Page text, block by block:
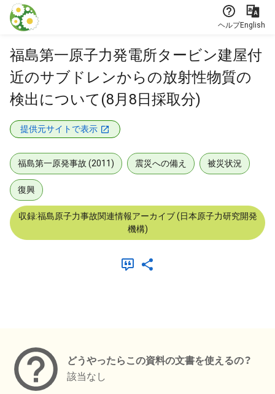
本文に飛ぶ
ヘルプEnglish
福島第一原子力発電所タービン建屋付
近のサブドレンからの放射性物質の
検出について(8月8日採取分)
提供元サイトで表示
福島第一原発事故 (2011) 震災への備え 被災状況
復興
収録:福島原子力事故関連情報アーカイブ (日本原子力研究開発
機構)
どうやったらこの資料の文書を使えるの？
該当なし